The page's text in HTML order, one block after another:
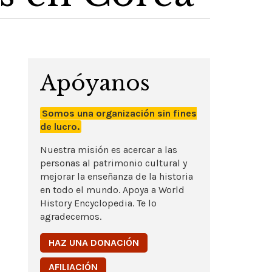
Apóyanos
Somos una organización sin fines
de lucro.
Nuestra misión es acercar a las
personas al patrimonio cultural y
mejorar la enseñanza de la historia
en todo el mundo. Apoya a World
History Encyclopedia. Te lo
agradecemos.
HAZ UNA DONACIÓN
AFILIACIÓN